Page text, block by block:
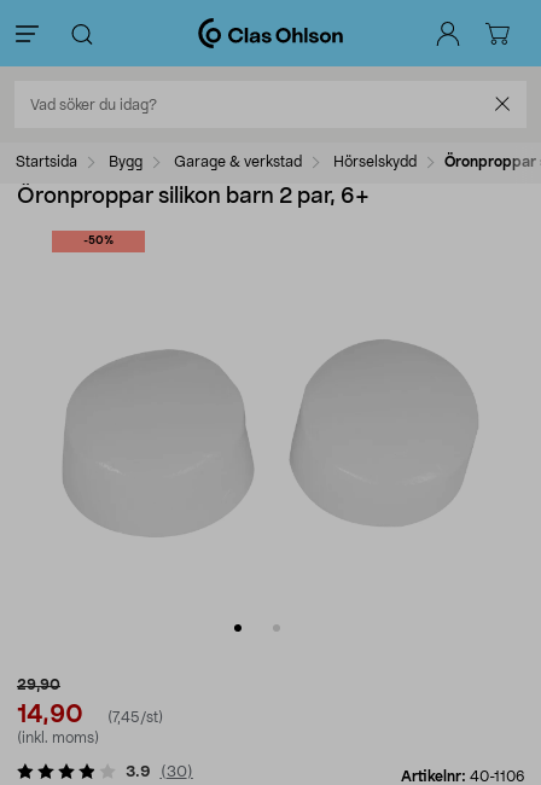
Startsida Bygg Garage & verkstad Hörselskydd Öronproppar
Öronproppar silikon barn 2 par, 6+
-50%
29,90
14,90
(7,45/st)
(inkl. moms)
Artikelnr: 40-1106
3.9 (30)